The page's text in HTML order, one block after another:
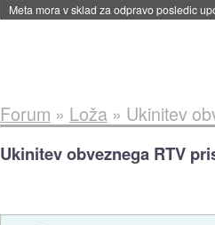
ByteDance trenira največji model umetne
Forum » Loža» Ukinitev
Ukinitev obveznega RTV